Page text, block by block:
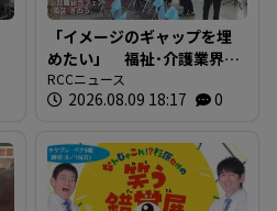
「イメージのギャップを埋
めたい」 福祉･介護業界と
求職者つなぐ 福祉の就職
総合フェア 広島
RCCニュース
2026.08.09 18:17 0